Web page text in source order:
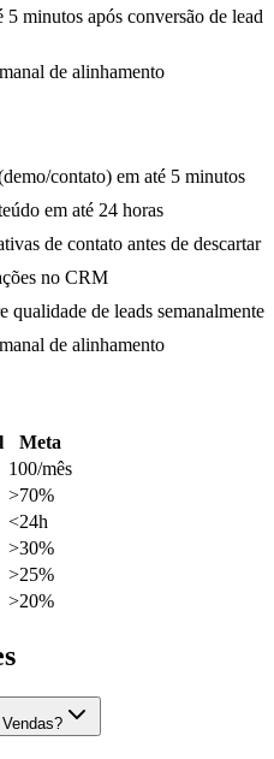
minutos após conversão de lead
de alinhamento
contato) em até 5 minutos
em até 24 horas
de contato antes de descartar
no CRM
qualidade de leads semanalmente
de alinhamento
Meta
100/mês
>70%
<24h
>30%
>25%
>20%